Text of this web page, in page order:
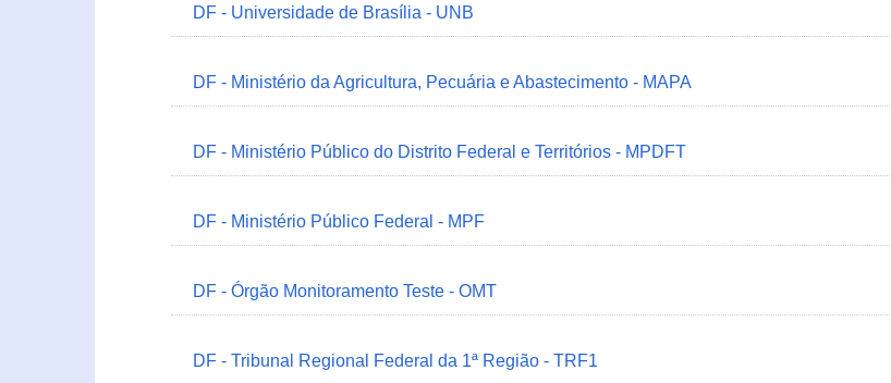
DF - Universidade de Brasília - UNB
DF - Ministério da Agricultura, Pecuária e Abastecimento - MAPA
DF - Ministério Público do Distrito Federal e Territórios - MPDFT
DF - Ministério Público Federal - MPF
DF - Órgão Monitoramento Teste - OMT
DF - Tribunal Regional Federal da 1ª Região - TRF1